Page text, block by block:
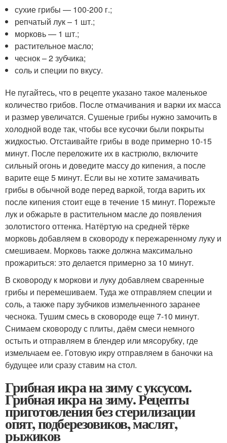
сухие грибы — 100-200 г.;
репчатый лук – 1 шт.;
морковь — 1 шт.;
растительное масло;
чеснок – 2 зубчика;
соль и специи по вкусу.
Не пугайтесь, что в рецепте указано такое маленькое
количество грибов. После отмачивания и варки их масса
и размер увеличатся. Сушеные грибы нужно замочить в
холодной воде так, чтобы все кусочки были покрыты
жидкостью. Отстаивайте грибы в воде примерно 10-15
минут. После переложите их в кастрюлю, включите
сильный огонь и доведите массу до кипения, а после
варите еще 5 минут. Если вы не хотите замачивать
грибы в обычной воде перед варкой, тогда варить их
после кипения стоит еще в течение 15 минут. Порежьте
лук и обжарьте в растительном масле до появления
золотистого оттенка. Натёртую на средней тёрке
морковь добавляем в сковороду к пережаренному луку и
смешиваем. Морковь также должна максимально
прожариться: это делается примерно за 10 минут.
В сковороду к моркови и луку добавляем сваренные
грибы и перемешиваем. Туда же отправляем специи и
соль, а также пару зубчиков измельченного заранее
чеснока. Тушим смесь в сковороде еще 7-10 минут.
Снимаем сковороду с плиты, даём смеси немного
остыть и отправляем в блендер или мясорубку, где
измельчаем ее. Готовую икру отправляем в баночки на
будущее или сразу ставим на стол.
Грибная икра на зиму с уксусом.
Грибная икра на зиму. Рецепты
приготовления без стерилизации
опят, подберезовиков, маслят,
рыжиков